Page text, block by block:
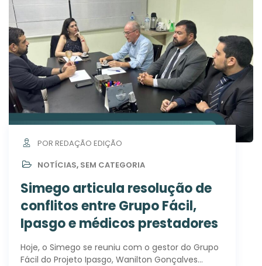
POR REDAÇÃO EDIÇÃO
NOTÍCIAS, SEM CATEGORIA
Simego articula resolução de
conflitos entre Grupo Fácil,
Ipasgo e médicos prestadores
Hoje, o Simego se reuniu com o gestor do Grupo
Fácil do Projeto Ipasgo, Wanilton Gonçalves…